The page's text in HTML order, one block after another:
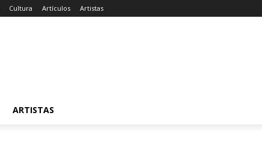
Cultura Artículos Artistas
ARTISTAS